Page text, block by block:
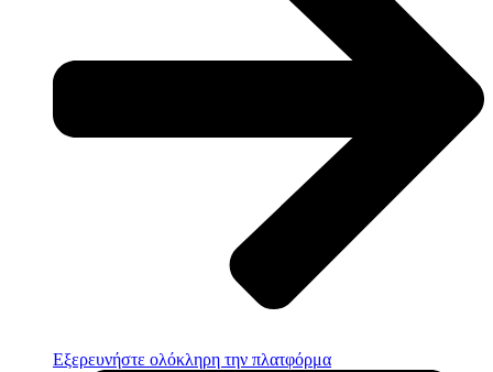
Εξερευνήστε ολόκληρη την πλατφόρμα